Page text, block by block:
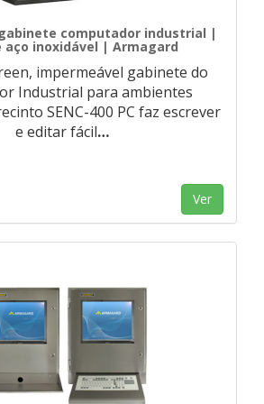
computador industrial |
aço inoxidável | Armagard
impermeável gabinete do
Industrial para ambientes
SENC-400 PC faz escrever
e editar fácil…
Ver